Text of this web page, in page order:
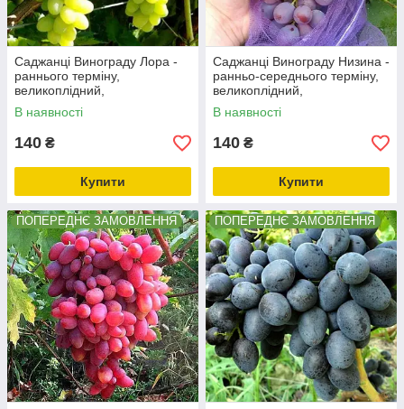
Саджанці Винограду Лора -
раннього терміну,
великоплідний,
морозостійкий
В наявності
140 ₴
Купити
Саджанці Винограду Низина -
ранньо-середнього терміну,
великоплідний,
морозостійкий
В наявності
140 ₴
Купити
ПОПЕРЕДНЄ ЗАМОВЛЕННЯ ПОПЕРЕДНЄ ЗАМОВЛЕННЯ